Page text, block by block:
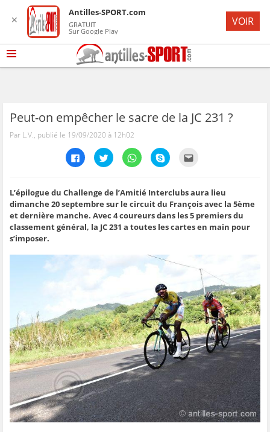
Peut-on empêcher le sacre de la JC 231 ?
Par L.V., publié le 19/09/2020 à 12h02
C
l
e
z
p
o
u
r
r
F
a
c
e
b
o
o
k
o
u
v
r
e
d
a
C
l
e
z
p
o
u
r
e
r
T
w
i
t
t
e
o
u
v
r
e
d
a
n
C
l
e
z
p
o
u
r
g
u
r
W
h
a
t
s
A
p
p
(
o
u
v
r
e
d
a
C
l
e
z
p
o
u
r
t
a
r
s
u
r
S
k
y
p
e
(
o
u
v
r
e
d
a
n
s
u
e
z
p
o
u
r
o
a
r
e
-
m
a
i
l
à
u
m
(
o
u
v
r
L’épilogue du Challenge de l’Amitié Interclubs aura lieu
dimanche 20 septembre sur le circuit du François avec la 5ème
et dernière manche. Avec 4 coureurs dans les 5 premiers du
classement général, la JC 231 a toutes les cartes en main pour
s’imposer.
✕
Antilles-SPORT.com
GRATUIT
Sur Google Play
VOIR